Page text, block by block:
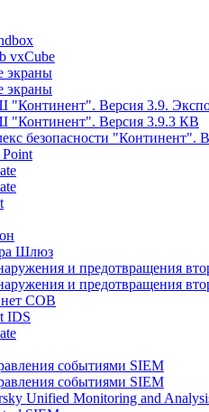
vxCube
экраны
экраны
Версия 3.9.
Версия 3.9.3 КВ
безопасности "Континент".
Шлюз
и предотвращения
и предотвращения
СОВ
IDS
событиями SIEM
событиями SIEM
Unified Monitoring and